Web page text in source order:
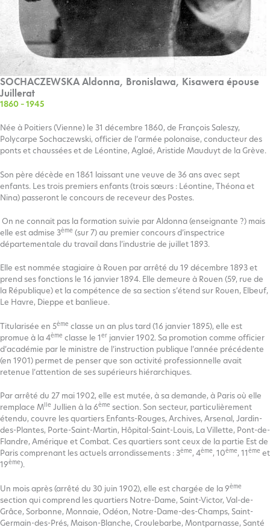
SOCHACZEWSKA Aldonna, Bronislawa, Kisawera épouse
Juillerat
1860 – 1945
Née à Poitiers (Vienne) le 31 décembre 1860, de François Saleszy,
Polycarpe Sochaczewski, officier de l’armée polonaise, conducteur des
ponts et chaussées et de Léontine, Aglaé, Aristide Mauduyt de la Grève.
Son père décède en 1861 laissant une veuve de 36 ans avec sept
enfants. Les trois premiers enfants (trois sœurs : Léontine, Théona et
Nina) passeront le concours de receveur des Postes.
On ne connait pas la formation suivie par Aldonna (enseignante ?) mais
elle est admise 3ème (sur 7) au premier concours d’inspectrice
départementale du travail dans l’industrie de juillet 1893.
Elle est nommée stagiaire à Rouen par arrêté du 19 décembre 1893 et
prend ses fonctions le 16 janvier 1894. Elle demeure à Rouen (59, rue de
la République) et la compétence de sa section s’étend sur Rouen, Elbeuf,
Le Havre, Dieppe et banlieue.
Titularisée en 5ème classe un an plus tard (16 janvier 1895), elle est
promue à la 4ème classe le 1 er janvier 1902. Sa promotion comme officier
d’académie par le ministre de l’instruction publique l’année précédente
(en 1901) permet de penser que son activité professionnelle avait
retenue l’attention de ses supérieurs hiérarchiques.
Par arrêté du 27 mai 1902, elle est mutée, à sa demande, à Paris où elle
remplace M lle Jullien à la 6ème section. Son secteur, particulièrement
étendu, couvre les quartiers Enfants-Rouges, Archives, Arsenal, Jardin-
des-Plantes, Porte-Saint-Martin, Hôpital-Saint-Louis, La Villette, Pont-de-
Flandre, Amérique et Combat. Ces quartiers sont ceux de la partie Est de
Paris comprenant les actuels arrondissements : 3ème , 4ème , 10ème , 11 ème et
19ème ).
Un mois après (arrêté du 30 juin 1902), elle est chargée de la 9ème
section qui comprend les quartiers Notre-Dame, Saint-Victor, Val-de-
Grâce, Sorbonne, Monnaie, Odéon, Notre-Dame-des-Champs, Saint-
Germain-des-Prés, Maison-Blanche, Croulebarbe, Montparnasse, Santé